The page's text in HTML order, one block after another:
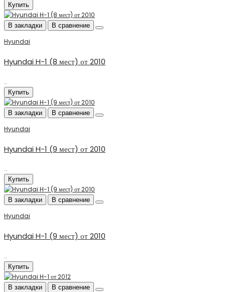
Купить
В закладки В сравнение
Hyundai
Hyundai H-1 (8 мест) от 2010
..
Купить
В закладки В сравнение
Hyundai
Hyundai H-1 (9 мест) от 2010
..
Купить
В закладки В сравнение
Hyundai
Hyundai H-1 (9 мест) от 2010
..
Купить
В закладки В сравнение